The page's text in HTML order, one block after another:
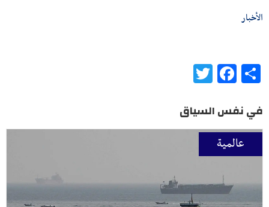
الأخبار
Share
Facebook
في نفس السياق
عالمية